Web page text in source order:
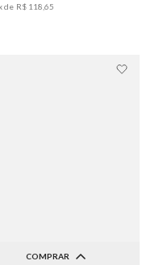
de R$ 118 65
COMPRAR